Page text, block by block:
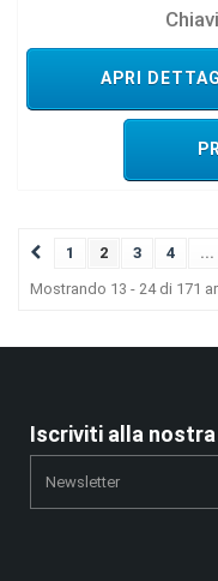
APRI
1 2 3 4 ...
Mostrando 13 - 24 di 171
Iscriviti alla